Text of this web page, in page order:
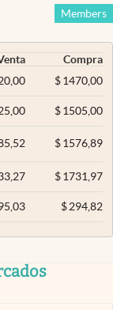
Members
Compra
$1470,00
$1505,00
$1576,89
$1731,97
$294,82